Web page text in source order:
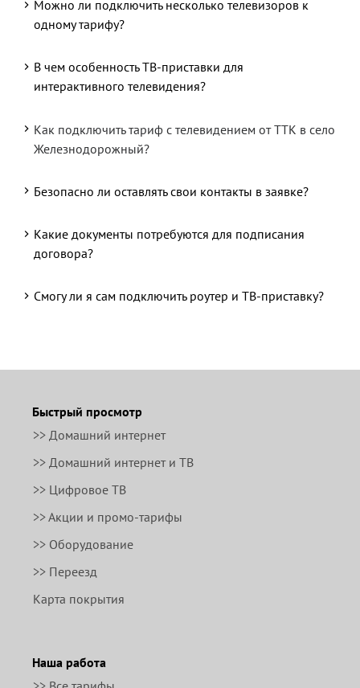
Можно ли подключить несколько телевизоров к
одному тарифу?
В чем особенность ТВ-приставки для
интерактивного телевидения?
Как подключить тариф с телевидением от ТТК в село
Железнодорожный?
Безопасно ли оставлять свои контакты в заявке?
Какие документы потребуются для подписания
договора?
Смогу ли я сам подключить роутер и ТВ-приставку?
Быстрый просмотр
>> Домашний интернет
>> Домашний интернет и ТВ
>> Цифровое ТВ
>> Акции и промо-тарифы
>> Оборудование
>> Переезд
Карта покрытия
Наша работа